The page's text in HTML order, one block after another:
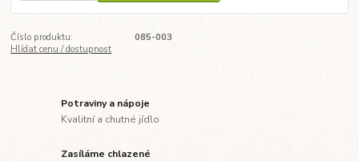
Číslo produktu:
085-003
Hlídat cenu / dostupnost
Potraviny a nápoje
Kvalitní a chutné jídlo
Zasíláme chlazené